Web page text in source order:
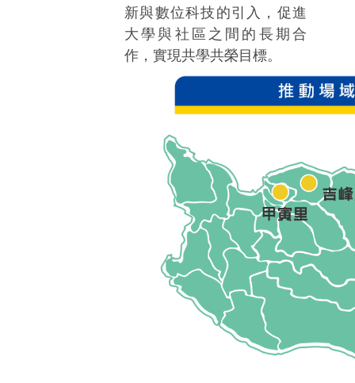
新與數位科技的引入，促進
大學與社區之間的長期合
作，實現共學共榮目標。